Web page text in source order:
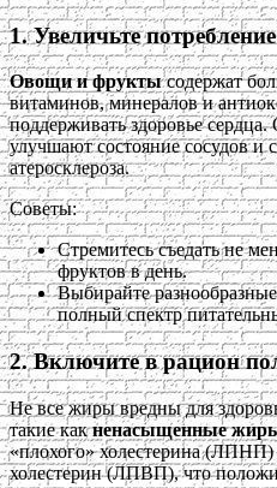
1. Увеличьте
Овощи и фруктысодержат
витаминов, минералов и
поддерживать здоровье
улучшают состояние сосудов и
атеросклероза.
Советы:
Стремитесь съедать не
фруктов в день.
Выбирайте
полный спектр
2. Включите в рацион
Не все жиры вредны для
такие какненасыщенные
«плохого» холестерина
холестерин (ЛПВП), что